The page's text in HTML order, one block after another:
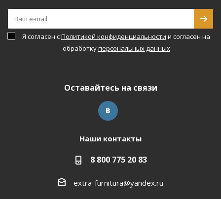
Я согласен сПолитикой конфиденциальности и согласен на
обработкуперсональных данных
Оставайтесь на связи
Наши контакты
8 800 775 20 83
extra-furnitura@yandex.ru